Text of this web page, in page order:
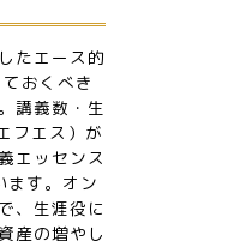
たエース的
おくべき
講義数・生
フエス）が
エッセンス
ます。オン
、生涯役に
産の増やし